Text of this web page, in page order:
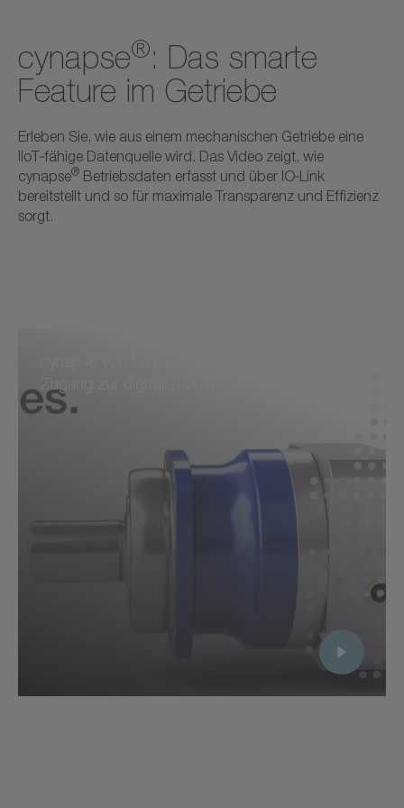
cynapse®: Das smarte
Feature im Getriebe
Erleben Sie, wie aus einem mechanischen Getriebe eine
IIoT‑fähige Datenquelle wird. Das Video zeigt, wie
cynapse® Betriebsdaten erfasst und über IO‑Link
bereitstellt und so für maximale Transparenz und Effizienz
sorgt.